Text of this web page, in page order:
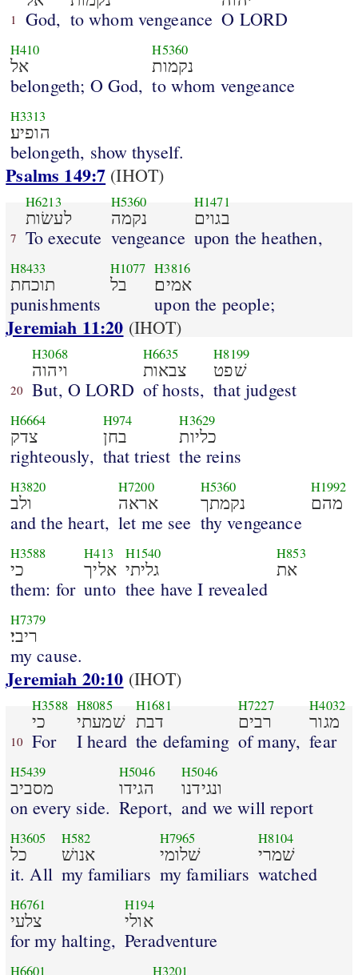
1 God, to whom vengeance O LORD
H410
אל
belongeth; O God,
H5360
נקמות
to whom vengeance
H3313
הופיע׃
belongeth, show thyself.
Psalms 149:7 (IHOT)
7
H6213
לעשׂות
To execute
H5360
נקמה
vengeance
H1471
בגוים
upon the heathen,
H8433
תוכחת
punishments
H1077
בל
H3816
אמים׃
upon the people;
Jeremiah 11:20 (IHOT)
20
H3068
ויהוה
But, O LORD
H6635
צבאות
of hosts,
H8199
שׁפט
that judgest
H6664
צדק
righteously,
H974
בחן
that triest
H3629
כליות
the reins
H3820
ולב
and the heart,
H7200
אראה
let me see
H5360
נקמתך
thy vengeance
H1992
מהם
H3588
כי
them: for
H413
אליך
unto
H1540
גליתי
thee have I revealed
H853
את
H7379
ריבי׃
my cause.
Jeremiah 20:10 (IHOT)
10
H3588
כי
For
H8085
שׁמעתי
I heard
H1681
דבת
the defaming
H7227
רבים
of many,
H4032
מגור
fear
H5439
מסביב
on every side.
H5046
הגידו
Report,
H5046
ונגידנו
and we will report
H3605
כל
it. All
H582
אנושׁ
my familiars
H7965
שׁלומי
my familiars
H8104
שׁמרי
watched
H6761
צלעי
for my halting,
H194
אולי
Peradventure
H6601 H3201